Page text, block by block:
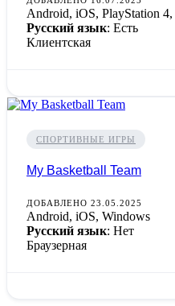
Android, iOS, PlayStation
Русский язык: Есть
Клиентская
СПОРТИВНЫЕ ИГРЫ
My Basketball Team
ДОБАВЛЕНО 23.05.2025
Android, iOS, Windows
Русский язык: Нет
Браузерная